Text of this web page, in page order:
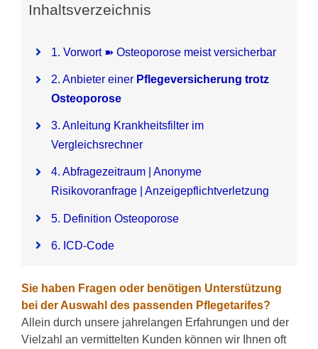
Inhaltsverzeichnis
1. Vorwort ➽ Osteoporose meist versicherbar
2. Anbieter einer Pflegeversicherung trotz
Osteoporose
3. Anleitung Krankheitsfilter im
Vergleichsrechner
4. Abfragezeitraum | Anonyme
Risikovoranfrage | Anzeigepflichtverletzung
5. Definition Osteoporose
6. ICD-Code
Sie haben Fragen oder benötigen Unterstützung
bei der Auswahl des passenden Pflegetarifes?
Allein durch unsere jahrelangen Erfahrungen und der
Vielzahl an vermittelten Kunden können wir Ihnen oft